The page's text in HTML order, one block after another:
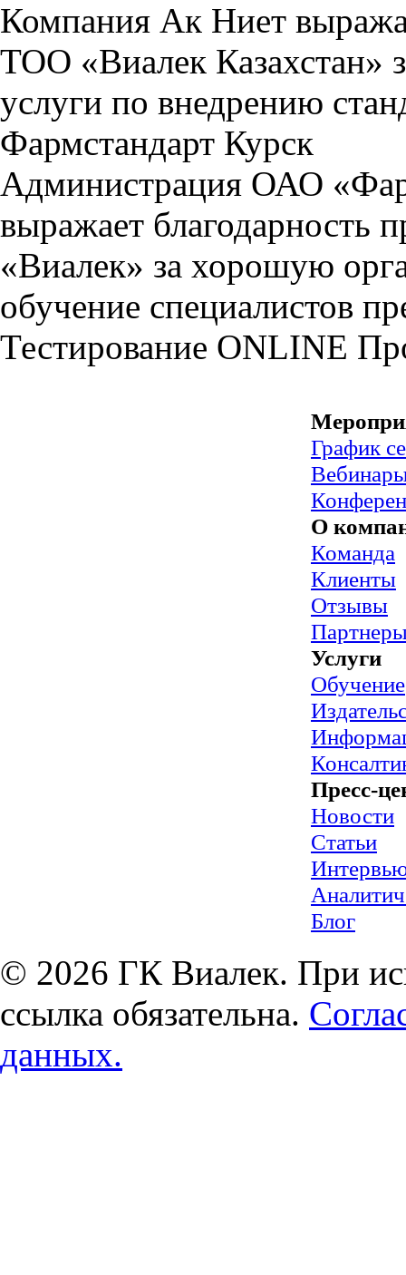
Компания Ак Ниет
ТОО «Виалек Казахстан»
услуги по внедрению
Фармстандарт Курск
Администрация ОАО
выражает
«Виалек» за хорошую
обучение специалистов
Тестирование ONLINE
График
О
Команда
Клиенты
Отзывы
Услуги
Обучение
Пресс-
Новости
Статьи
Блог
© 2026 ГК Виалек. При
ссылка обязательна.
данных.